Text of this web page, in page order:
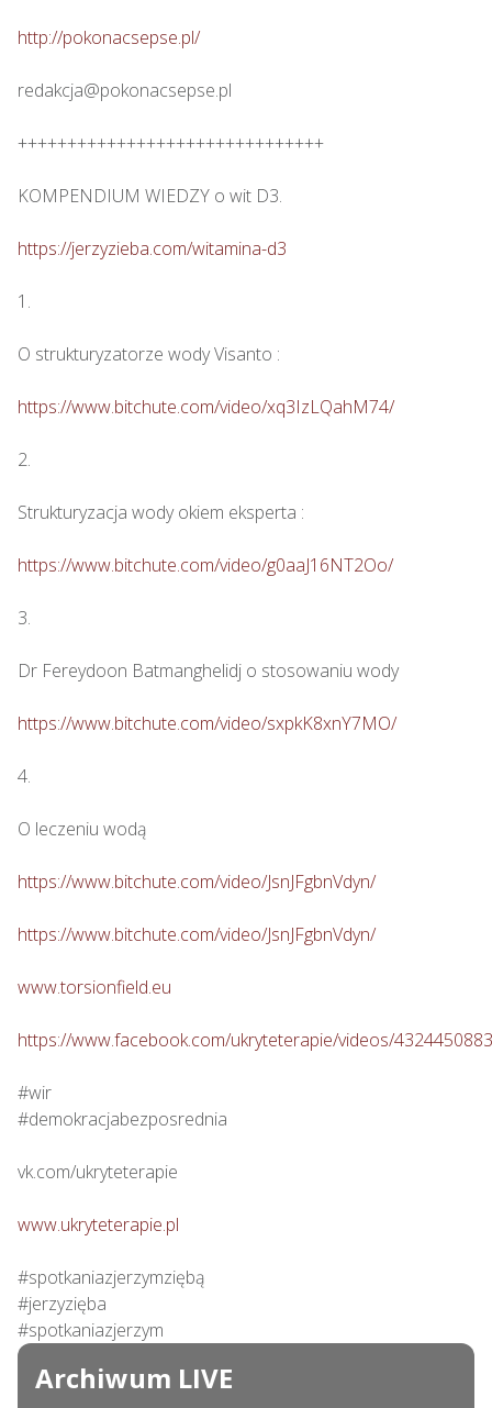
http://pokonacsepse.pl/
redakcja@pokonacsepse.pl
+++++++++++++++++++++++++++++++
KOMPENDIUM WIEDZY o wit D3.
https://jerzyzieba.com/witamina-d3
1.
O strukturyzatorze wody Visanto :
https://www.bitchute.com/video/xq3IzLQahM74/
2.
Strukturyzacja wody okiem eksperta :
https://www.bitchute.com/video/g0aaJ16NT2Oo/
3.
Dr Fereydoon Batmanghelidj o stosowaniu wody
https://www.bitchute.com/video/sxpkK8xnY7MO/
4.
O leczeniu wodą
https://www.bitchute.com/video/JsnJFgbnVdyn/
https://www.bitchute.com/video/JsnJFgbnVdyn/
www.torsionfield.eu
https://www.facebook.com/ukryteterapie/videos/
#wir
#demokracjabezposrednia
vk.com/ukryteterapie
www.ukryteterapie.pl
#spotkaniazjerzymziębą
#jerzyzięba
#spotkaniazjerzym
Archiwum LIVE